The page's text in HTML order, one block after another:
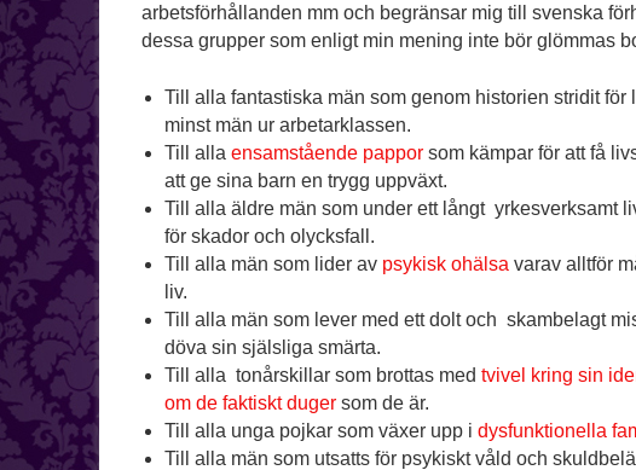
arbetsförhållanden mm och begränsar mig till svenska
dessa grupper som enligt min mening inte bör glömmas
Till alla fantastiska män som genom historien stridit
minst män ur arbetarklassen.
Till allaensamstående pappor som kämpar för att få
att ge sina barn en trygg uppväxt.
Till alla äldre män som under ett långt yrkesverksamt
för skador och olycksfall.
Till alla män som lider av psykisk ohälsa varav alltför
liv.
Till alla män som lever med ett dolt och skambelagt
döva sin själsliga smärta.
Till alla tonårskillar som brottas medtvivel kring sin
om de faktiskt dugersom de är.
Till alla unga pojkar som växer upp idysfunktionella
Till alla män som utsatts för psykiskt våld och